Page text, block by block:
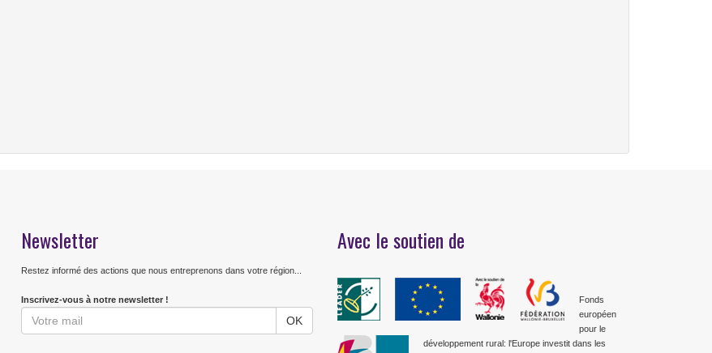
Newsletter
Restez informé des actions que nous entreprenons dans votre région...
Inscrivez-vous à notre newsletter !
Avec le soutien de
Fonds
européen
pour le
développement rural: l'Europe investit dans les